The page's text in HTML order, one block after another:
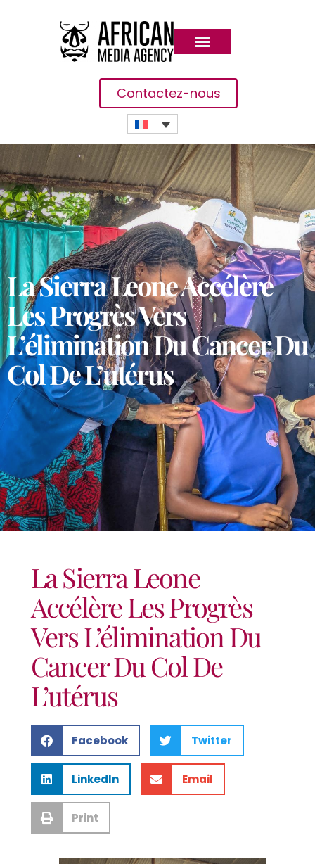
Contactez-nous
La Sierra Leone Accélère
Les Progrès Vers
L’élimination Du Cancer Du
Col De L’utérus
La Sierra Leone
Accélère Les Progrès
Vers L’élimination Du
Cancer Du Col De
L’utérus
Facebook Twitter
LinkedIn Email
Print